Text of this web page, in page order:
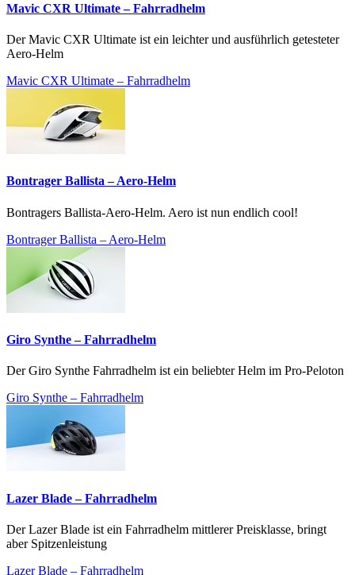
Mavic CXR Ultimate – Fahrradhelm
Der Mavic CXR Ultimate ist ein leichter und ausführlich getesteter
Aero-Helm
Mavic CXR Ultimate – Fahrradhelm
Bontrager Ballista – Aero-Helm
Bontragers Ballista-Aero-Helm. Aero ist nun endlich cool!
Bontrager Ballista – Aero-Helm
Giro Synthe – Fahrradhelm
Der Giro Synthe Fahrradhelm ist ein beliebter Helm im Pro-Peloton
Giro Synthe – Fahrradhelm
Lazer Blade – Fahrradhelm
Der Lazer Blade ist ein Fahrradhelm mittlerer Preisklasse, bringt
aber Spitzenleistung
Lazer Blade – Fahrradhelm